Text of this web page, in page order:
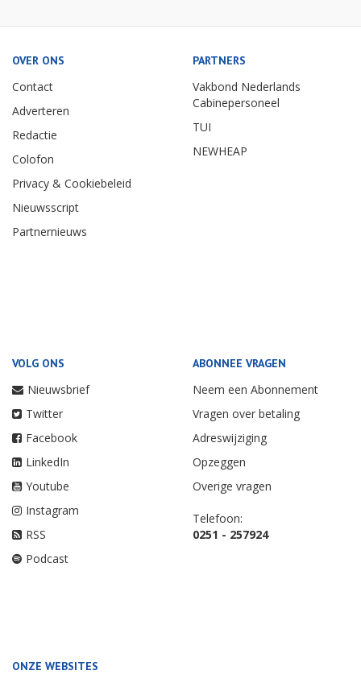
OVER ONS
Contact
Adverteren
Redactie
Colofon
Privacy & Cookiebeleid
Nieuwsscript
Partnernieuws
PARTNERS
Vakbond Nederlands
Cabinepersoneel
TUI
NEWHEAP
VOLG ONS
Nieuwsbrief
Twitter
Facebook
LinkedIn
Youtube
Instagram
RSS
Podcast
ABONNEE VRAGEN
Neem een Abonnement
Vragen over betaling
Adreswijziging
Opzeggen
Overige vragen
Telefoon:
0251 - 257924
ONZE WEBSITES